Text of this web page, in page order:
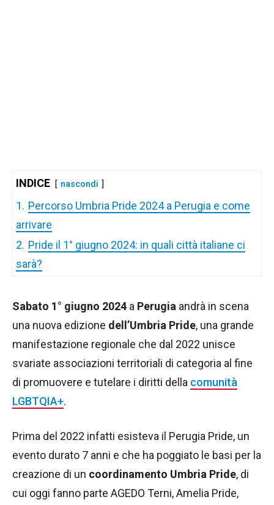
INDICE nascondi
1. Percorso Umbria Pride 2024 a Perugia e come
arrivare
2. Pride il 1° giugno 2024: in quali città italiane ci
sarà?
Sabato 1° giugno 2024 a Perugia andrà in scena
una nuova edizione dell’Umbria Pride, una grande
manifestazione regionale che dal 2022 unisce
svariate associazioni territoriali di categoria al fine
di promuovere e tutelare i diritti della comunità
LGBTQIA+.
Prima del 2022 infatti esisteva il Perugia Pride, un
evento durato 7 anni e che ha poggiato le basi per la
creazione di un coordinamento Umbria Pride, di
cui oggi fanno parte AGEDO Terni, Amelia Pride,